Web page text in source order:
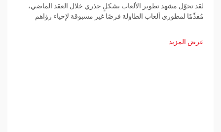
لقد تحوّل مشهد تطوير الألعاب بشكلٍ جذري خلال العقد الماضي،
مُقدِّمًا لمطوري ألعاب الطاولة فرصًا غير مسبوقة لإحياء رؤاهم
عرض المزيد